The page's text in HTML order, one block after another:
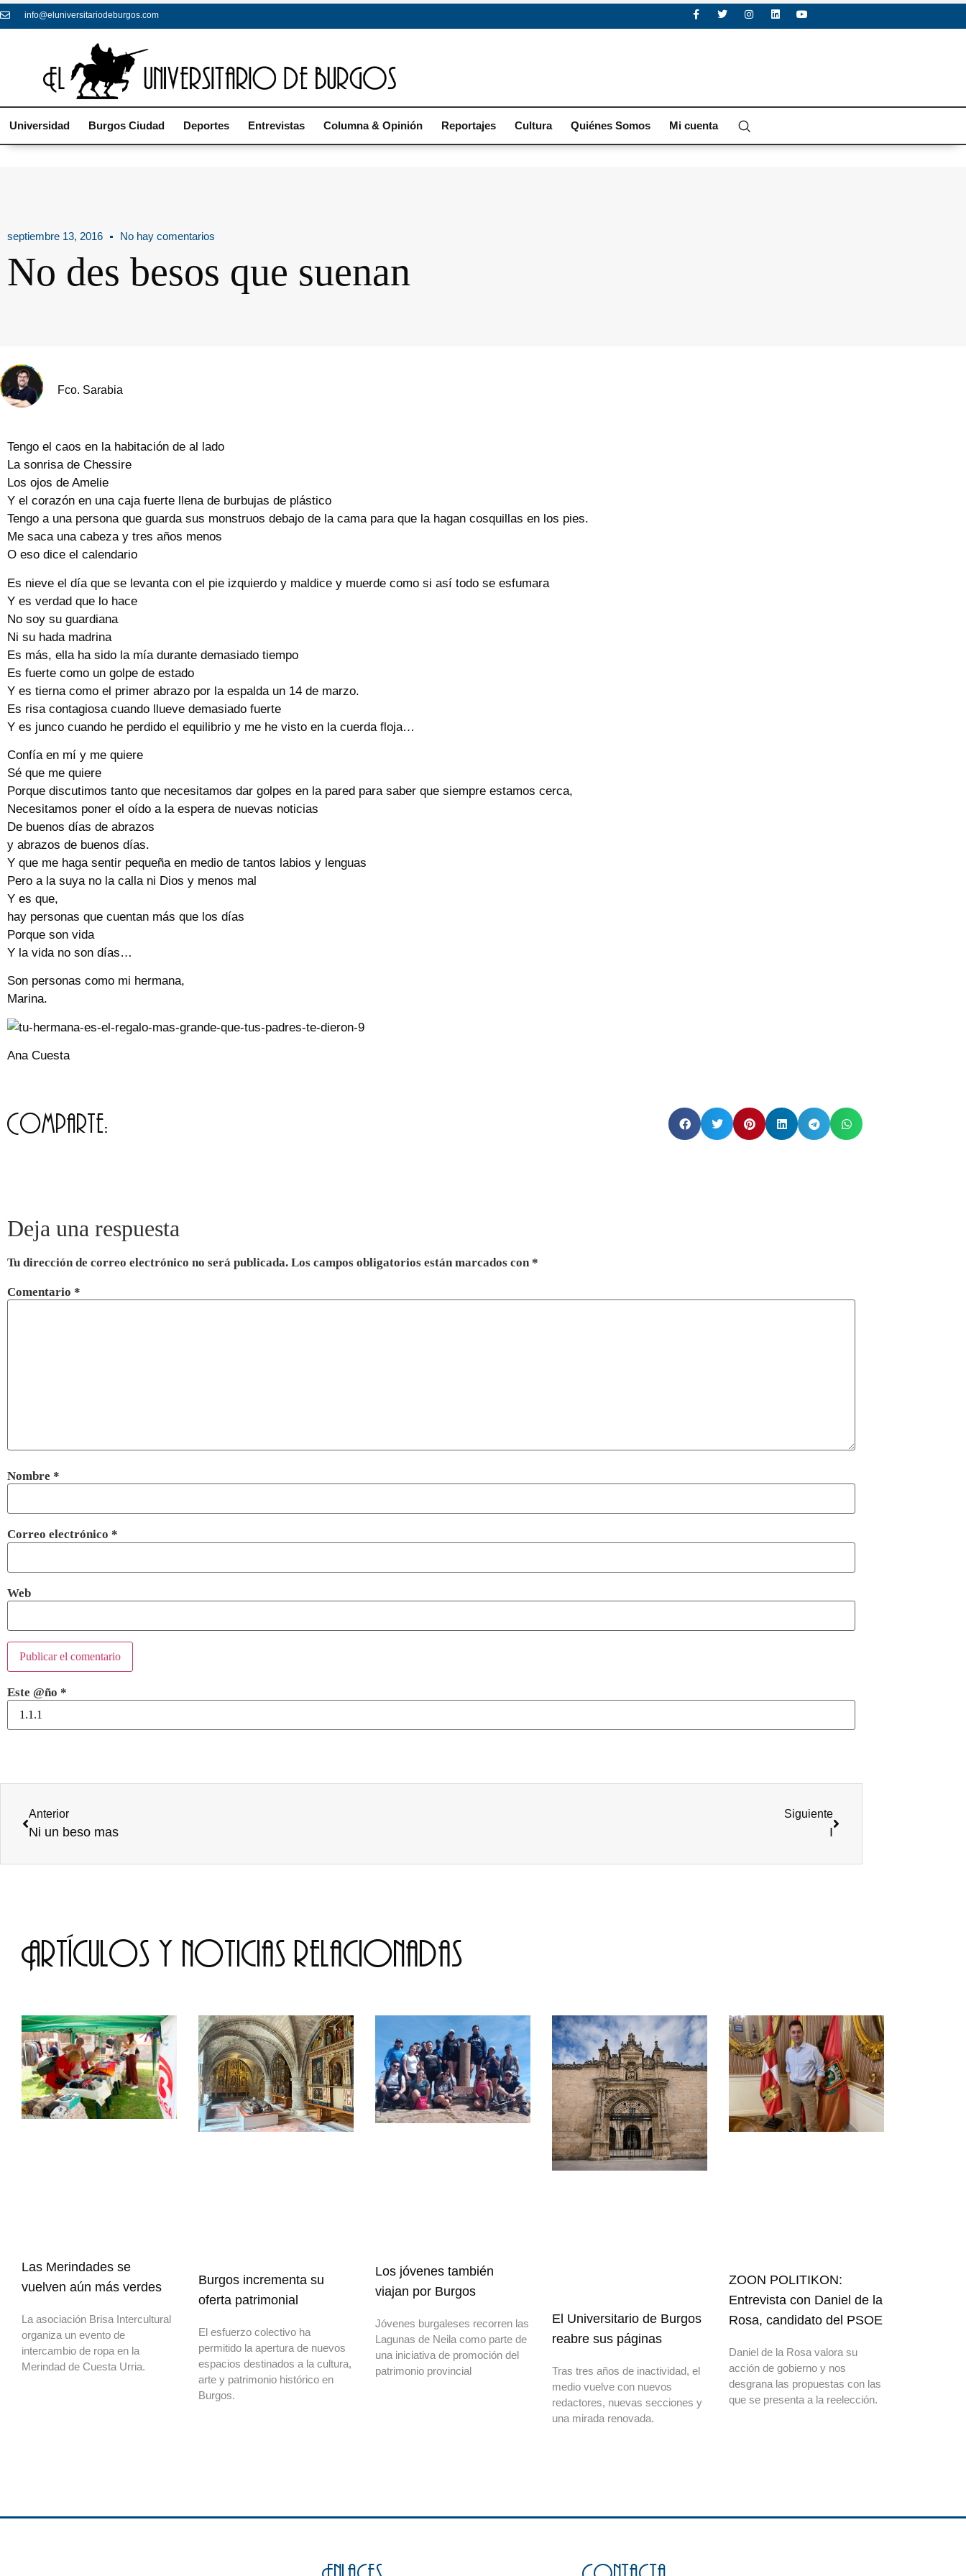
info@eluniversitariodeburgos.com
Universidad Burgos Ciudad Deportes Entrevistas Columna & Opinión Reportajes Cultura Quiénes Somos Mi cuenta
septiembre 13, 2016 No hay comentarios
No des besos que suenan
Fco. Sarabia
Tengo el caos en la habitación de al lado
La sonrisa de Chessire
Los ojos de Amelie
Y el corazón en una caja fuerte llena de burbujas de plástico
Tengo a una persona que guarda sus monstruos debajo de la cama para que la hagan cosquillas en los pies.
Me saca una cabeza y tres años menos
O eso dice el calendario
Es nieve el día que se levanta con el pie izquierdo y maldice y muerde como si así todo se esfumara
Y es verdad que lo hace
No soy su guardiana
Ni su hada madrina
Es más, ella ha sido la mía durante demasiado tiempo
Es fuerte como un golpe de estado
Y es tierna como el primer abrazo por la espalda un 14 de marzo.
Es risa contagiosa cuando llueve demasiado fuerte
Y es junco cuando he perdido el equilibrio y me he visto en la cuerda floja…
Confía en mí y me quiere
Sé que me quiere
Porque discutimos tanto que necesitamos dar golpes en la pared para saber que siempre estamos cerca,
Necesitamos poner el oído a la espera de nuevas noticias
De buenos días de abrazos
y abrazos de buenos días.
Y que me haga sentir pequeña en medio de tantos labios y lenguas
Pero a la suya no la calla ni Dios y menos mal
Y es que,
hay personas que cuentan más que los días
Porque son vida
Y la vida no son días…
Son personas como mi hermana,
Marina.
Ana Cuesta
Comparte:
Deja una respuesta
Tu dirección de correo electrónico no será publicada. Los campos obligatorios están marcados con *
Comentario *
Nombre *
Correo electrónico *
Web
Este @ño *
Anterior
Ni un beso mas
Siguiente
I
Artículos y noticias relacionadas
Las Merindades se
vuelven aún más verdes
La asociación Brisa Intercultural
organiza un evento de
intercambio de ropa en la
Merindad de Cuesta Urria.
Burgos incrementa su
oferta patrimonial
El esfuerzo colectivo ha
permitido la apertura de nuevos
espacios destinados a la cultura,
arte y patrimonio histórico en
Burgos.
Los jóvenes también
viajan por Burgos
Jóvenes burgaleses recorren las
Lagunas de Neila como parte de
una iniciativa de promoción del
patrimonio provincial
El Universitario de Burgos
reabre sus páginas
Tras tres años de inactividad, el
medio vuelve con nuevos
redactores, nuevas secciones y
una mirada renovada.
ZOON POLITIKON:
Entrevista con Daniel de la
Rosa, candidato del PSOE
Daniel de la Rosa valora su
acción de gobierno y nos
desgrana las propuestas con las
que se presenta a la reelección.